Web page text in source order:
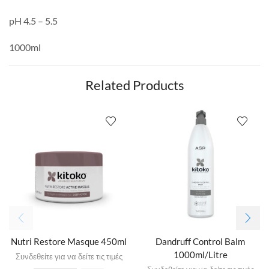
pH 4.5 – 5.5
1000ml
Related Products
Nutri Restore Masque 450ml
Συνδεθείτε για να δείτε τις τιμές
Dandruff Control Balm
1000ml/Litre